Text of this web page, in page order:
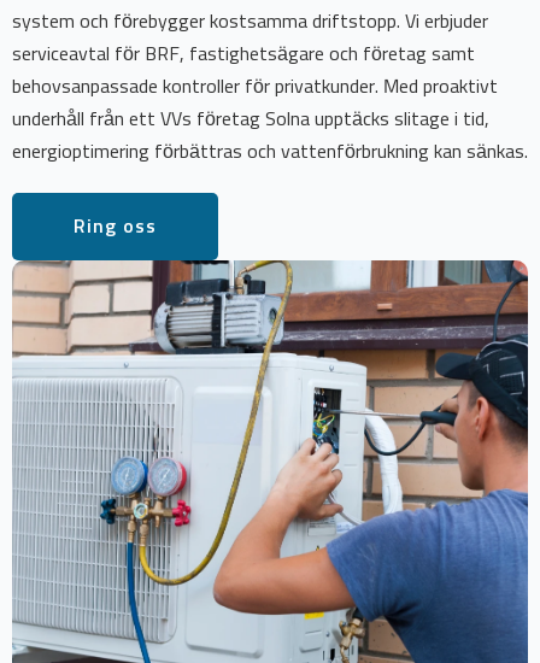
system och förebygger kostsamma driftstopp. Vi erbjuder
serviceavtal för BRF, fastighetsägare och företag samt
behovsanpassade kontroller för privatkunder. Med proaktivt
underhåll från ett VVs företag Solna upptäcks slitage i tid,
energioptimering förbättras och vattenförbrukning kan sänkas.
Ring oss